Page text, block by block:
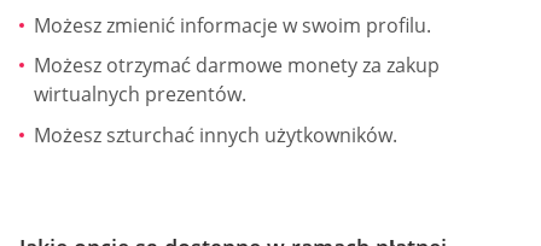
Możesz zmienić informacje w swoim profilu.
Możesz otrzymać darmowe monety za zakup
wirtualnych prezentów.
Możesz szturchać innych użytkowników.